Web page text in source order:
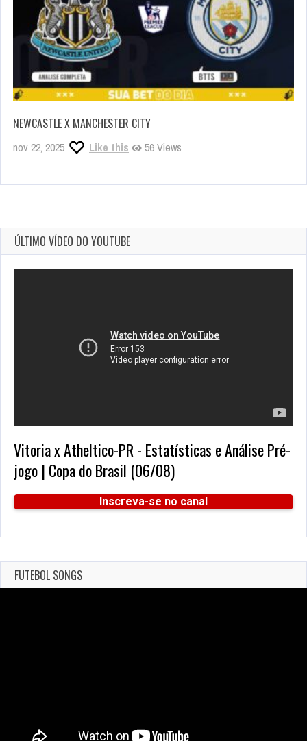
NEWCASTLE X MANCHESTER CITY
nov 22, 2025 Like this 56 Views
ÚLTIMO VÍDEO DO YOUTUBE
Vitoria x Atheltico-PR - Estatísticas e Análise Pré-
jogo | Copa do Brasil (06/08)
Inscreva-se no canal
FUTEBOL SONGS